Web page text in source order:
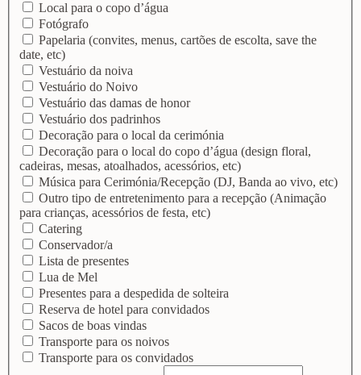
Local para o copo d’água
Fotógrafo
Papelaria (convites, menus, cartões de escolta, save the
date, etc)
Vestuário da noiva
Vestuário do Noivo
Vestuário das damas de honor
Vestuário dos padrinhos
Decoração para o local da cerimónia
Decoração para o local do copo d’água (design floral,
cadeiras, mesas, atoalhados, acessórios, etc)
Música para Cerimónia/Recepção (DJ, Banda ao vivo, etc)
Outro tipo de entretenimento para a recepção (Animação
para crianças, acessórios de festa, etc)
Catering
Conservador/a
Lista de presentes
Lua de Mel
Presentes para a despedida de solteira
Reserva de hotel para convidados
Sacos de boas vindas
Transporte para os noivos
Transporte para os convidados